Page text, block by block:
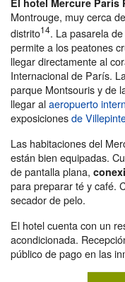
El hotel Mercure Paris
Montrouge, muy cerca
distrito14. La pasarela
permite a los peatones
llegar directamente al
Internacional de París.
parque Montsouris y de
llegar alaeropuerto
exposicionesde
Las habitaciones del
están bien equipadas.
de pantalla plana,
para preparar té y café.
secador de pelo.
El hotel cuenta con un
acondicionada.
público de pago en las